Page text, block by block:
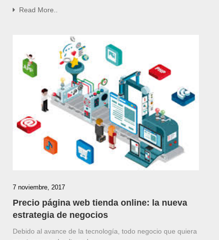
Read More..
7 noviembre, 2017
Precio página web tienda online: la nueva
estrategia de negocios
Debido al avance de la tecnología, todo negocio que quiera